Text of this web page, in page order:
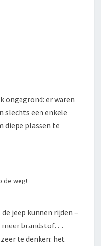
ongegrond: er waren
slechts een enkele
diepe plassen te
de weg!
jeep kunnen rijden –
meer brandstof….
te denken: het